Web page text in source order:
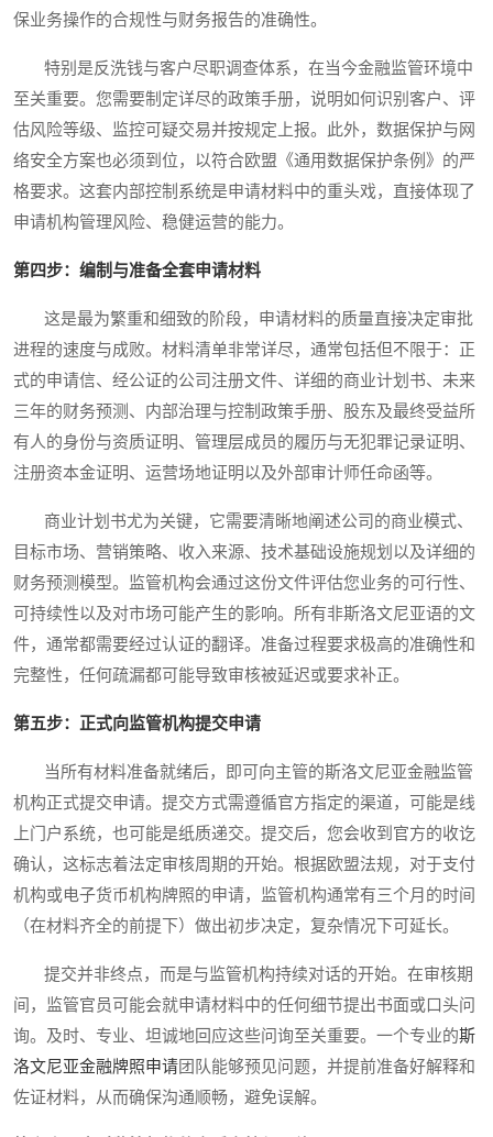
保业务操作的合规性与财务报告的准确性。
特别是反洗钱与客户尽职调查体系，在当今金融监管环境中
至关重要。您需要制定详尽的政策手册，说明如何识别客户、评
估风险等级、监控可疑交易并按规定上报。此外，数据保护与网
络安全方案也必须到位，以符合欧盟《通用数据保护条例》的严
格要求。这套内部控制系统是申请材料中的重头戏，直接体现了
申请机构管理风险、稳健运营的能力。
第四步：编制与准备全套申请材料
这是最为繁重和细致的阶段，申请材料的质量直接决定审批
进程的速度与成败。材料清单非常详尽，通常包括但不限于：正
式的申请信、经公证的公司注册文件、详细的商业计划书、未来
三年的财务预测、内部治理与控制政策手册、股东及最终受益所
有人的身份与资质证明、管理层成员的履历与无犯罪记录证明、
注册资本金证明、运营场地证明以及外部审计师任命函等。
商业计划书尤为关键，它需要清晰地阐述公司的商业模式、
目标市场、营销策略、收入来源、技术基础设施规划以及详细的
财务预测模型。监管机构会通过这份文件评估您业务的可行性、
可持续性以及对市场可能产生的影响。所有非斯洛文尼亚语的文
件，通常都需要经过认证的翻译。准备过程要求极高的准确性和
完整性，任何疏漏都可能导致审核被延迟或要求补正。
第五步：正式向监管机构提交申请
当所有材料准备就绪后，即可向主管的斯洛文尼亚金融监管
机构正式提交申请。提交方式需遵循官方指定的渠道，可能是线
上门户系统，也可能是纸质递交。提交后，您会收到官方的收讫
确认，这标志着法定审核周期的开始。根据欧盟法规，对于支付
机构或电子货币机构牌照的申请，监管机构通常有三个月的时间
（在材料齐全的前提下）做出初步决定，复杂情况下可延长。
提交并非终点，而是与监管机构持续对话的开始。在审核期
间，监管官员可能会就申请材料中的任何细节提出书面或口头问
询。及时、专业、坦诚地回应这些问询至关重要。一个专业的斯
洛文尼亚金融牌照申请团队能够预见问题，并提前准备好解释和
佐证材料，从而确保沟通顺畅，避免误解。